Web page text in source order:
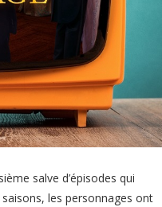
salve d’épisodes qui
les personnages ont